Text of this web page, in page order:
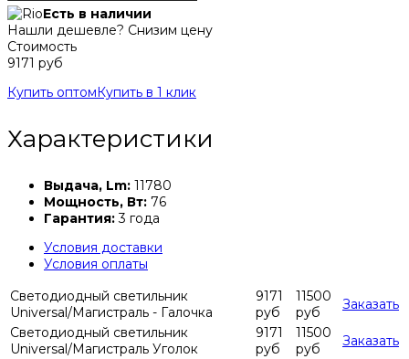
Есть в наличии
Нашли дешевле? Снизим цену
Стоимость
9171 руб
Купить оптом Купить в 1 клик
Характеристики
Выдача, Lm: 11780
Мощность, Вт: 76
Гарантия:3 года
Условия доставки
Условия оплаты
Светодиодный светильник
Universal/Магистраль - Галочка
9171
руб
11500
руб
Заказать
Светодиодный светильник
Universal/Магистраль Уголок
9171
руб
11500
руб
Заказать